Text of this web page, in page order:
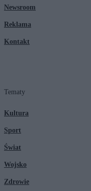
Newsroom
Reklama
Kontakt
Tematy
Kultura
Sport
Świat
Wojsko
Zdrowie